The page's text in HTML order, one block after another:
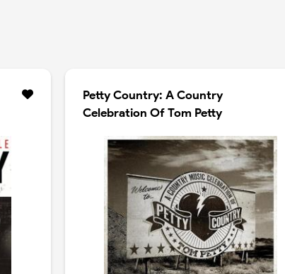
Petty Country: A Country
Celebration Of Tom Petty